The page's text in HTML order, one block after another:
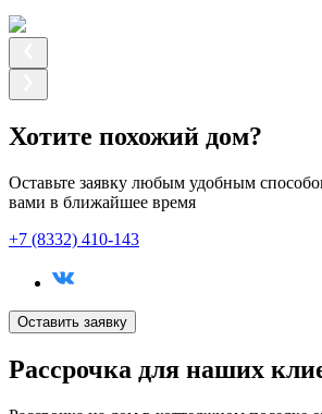
Хотите похожий дом?
Оставьте заявку любым удобным
вами в ближайшее время
+7 (8332) 410-143
Оставить заявку
Рассрочка для наших